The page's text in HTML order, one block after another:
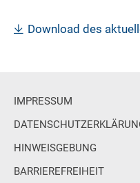
Download des
IMPRESSUM
HINWEISGEBUNG
BARRIEREFREIHEIT